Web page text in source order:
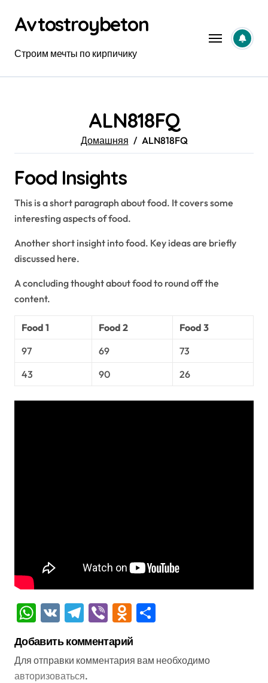
содержанию
Avtostroybeton
Строим мечты по кирпичику
ALN818FQ
Домашняя ALN818FQ
Food Insights
This is a short paragraph about food. It covers some
interesting aspects of food.
Another short insight into food. Key ideas are briefly
discussed here.
A concluding thought about food to round off the
content.
Food 1 Food 2
Food 3
97
69
73
43
90 26
WhatsApp
VK Telegram
ViberOdnoklassniki
Добавить комментарий
Для отправки комментария вам необходимо
авторизоваться.